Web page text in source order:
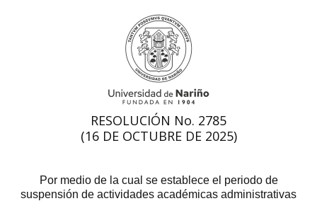
RESOLUCIÓN No. 2785
(16 DE OCTUBRE DE 2025)
Por medio de la cual se establece el periodo de
suspensión de actividades académicas administrativas